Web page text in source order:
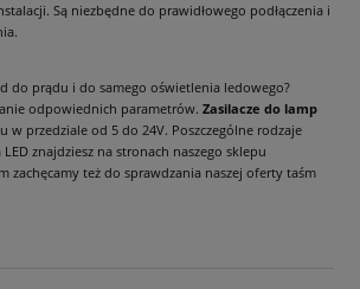
Są niezbędne do prawidłowego podłączenia i
do prądu i do samego oświetlenia ledowego?
odpowiednich parametrów. Zasilacze do lamp
w przedziale od 5 do 24V. Poszczególne rodzaje
znajdziesz na stronach naszego sklepu
zachęcamy też do sprawdzania naszej oferty taśm